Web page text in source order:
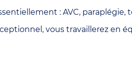
: AVC, paraplégie,
vous travaillerez en